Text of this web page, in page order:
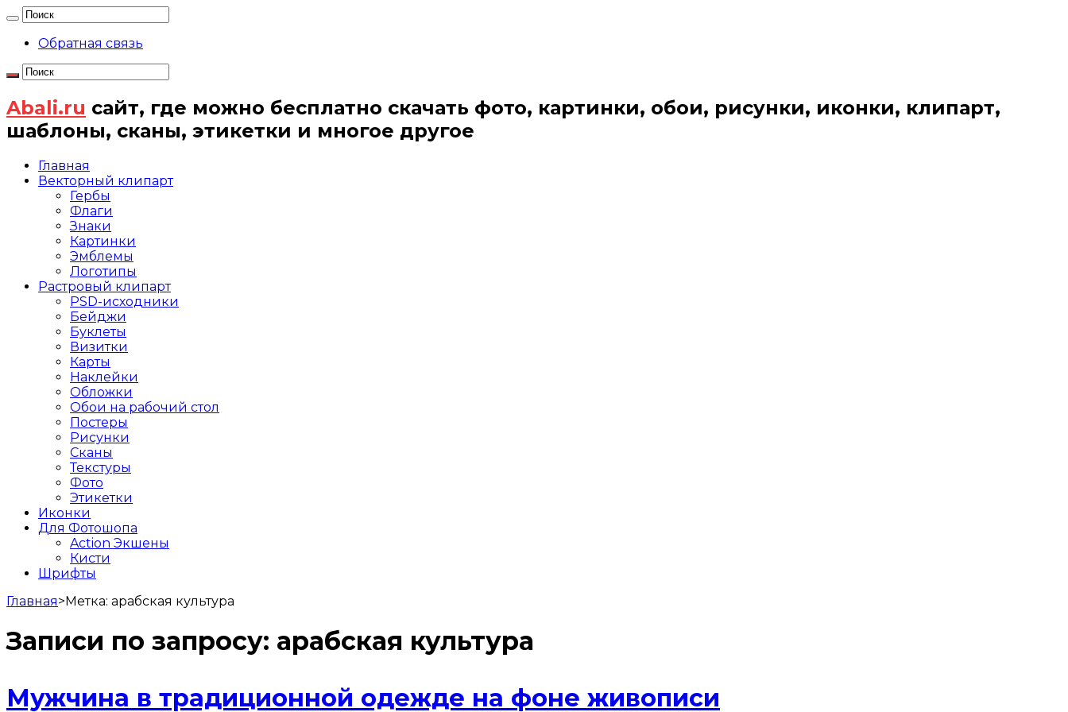
Обратная связь
Abali.ru сайт, где можно бесплатно скачать фото, картинки, обои, рисунки, иконки, клипарт,
шаблоны, сканы, этикетки и многое другое
Главная
Векторный клипарт
Гербы
Флаги
Знаки
Картинки
Эмблемы
Логотипы
Растровый клипарт
PSD-исходники
Бейджи
Буклеты
Визитки
Карты
Наклейки
Обложки
Обои на рабочий стол
Постеры
Рисунки
Сканы
Текстуры
Фото
Этикетки
Иконки
Для Фотошопа
Action Экшены
Кисти
Шрифты
Главная>Метка: арабская культура
Записи по запросу: арабская культура
Мужчина в традиционной одежде на фоне живописи